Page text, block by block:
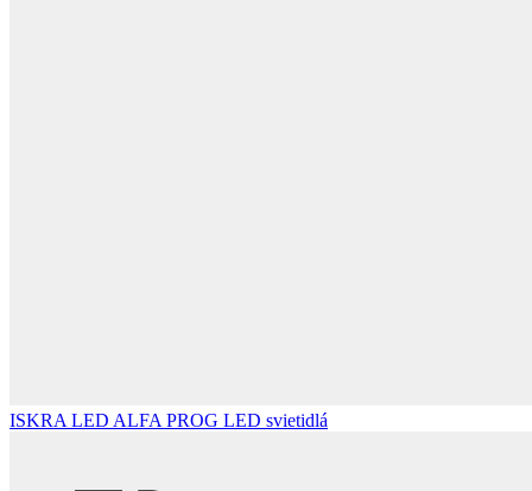
ISKRA LED ALFA PROG LED svietidlá